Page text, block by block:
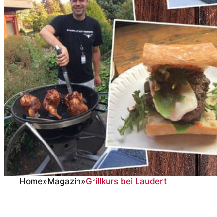
Home»Magazin»Grillkurs bei Laudert